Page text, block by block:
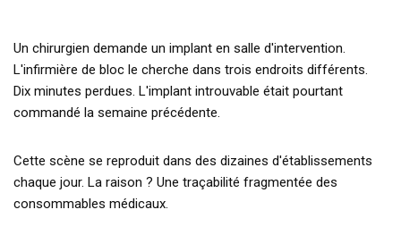
Un chirurgien demande un implant en salle d'intervention.
L'infirmière de bloc le cherche dans trois endroits différents.
Dix minutes perdues. L'implant introuvable était pourtant
commandé la semaine précédente.
Cette scène se reproduit dans des dizaines d'établissements
chaque jour. La raison ? Une traçabilité fragmentée des
consommables médicaux.